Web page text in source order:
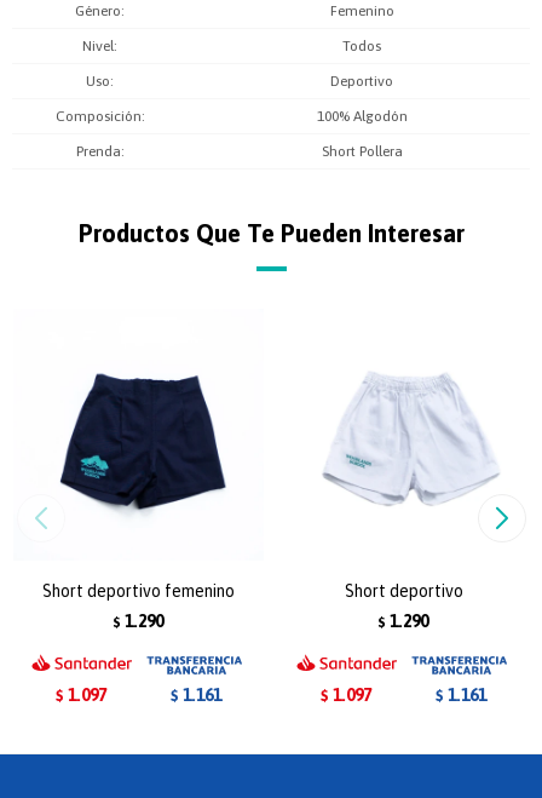
Género Femenino
Nivel Todos
Uso Deportivo
Composición 100% Algodón
Prenda Short Pollera
Productos Que Te Pueden Interesar
Short deportivo femenino
$ 1.290
$ 1.097 $ 1.161
Short deportivo
$ 1.290
$ 1.097 $ 1.161